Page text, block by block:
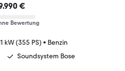
€
Bewertung
kW (355 PS) • Benzin
Soundsystem Bose